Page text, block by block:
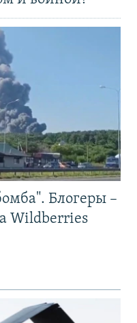
Блогеры –
Wildberries